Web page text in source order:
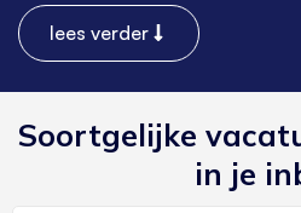
lees verder
Soortgelijke
in je